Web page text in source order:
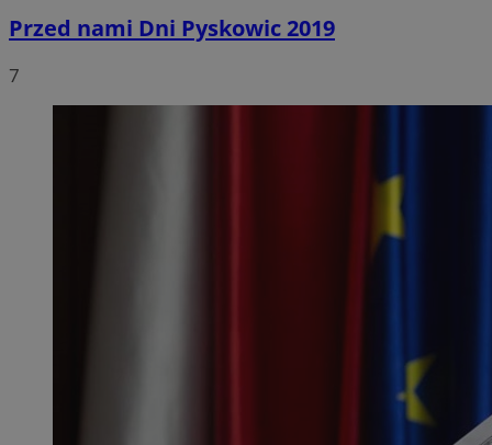
Przed nami Dni Pyskowic 2019
7